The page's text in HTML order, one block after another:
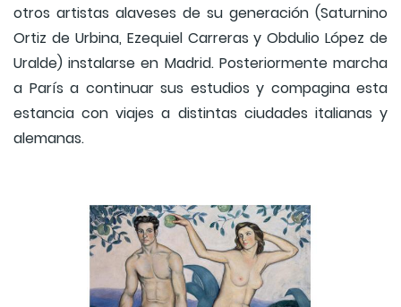
otros artistas alaveses de su generación (Saturnino
Ortiz de Urbina, Ezequiel Carreras y Obdulio López de
Uralde) instalarse en Madrid. Posteriormente marcha
a París a continuar sus estudios y compagina esta
estancia con viajes a distintas ciudades italianas y
alemanas.